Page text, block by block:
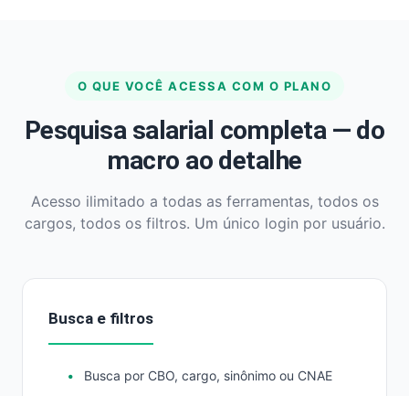
O QUE VOCÊ ACESSA COM O PLANO
Pesquisa salarial completa — do
macro ao detalhe
Acesso ilimitado a todas as ferramentas, todos os
cargos, todos os filtros. Um único login por usuário.
Busca e filtros
Busca por CBO, cargo, sinônimo ou CNAE